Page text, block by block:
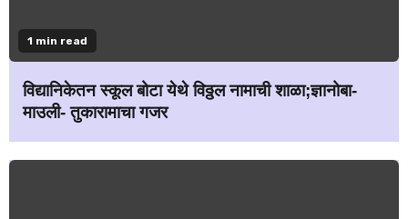
1 min read
विद्यानिकेतन स्कूल बोटा येथे विठ्ठल नामाची शाळा;ज्ञानोबा-
माउली- तुकारामाचा गजर